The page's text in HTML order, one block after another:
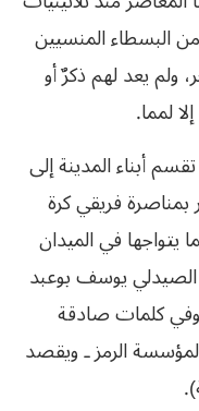
البسطاء المنسيين
يعد لهم ذكرٌ أو
لمما.
أبناء المدينة إلى
بمناصرة فريقي كرة
يتواجها في الميدان
الصيدلي يوسف بوعبد
وفي كلمات صادقة
الرمز ـ ويقصد